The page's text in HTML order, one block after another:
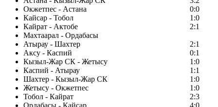
Окжетпес - Астана
0:0
Кайсар - Тобол
1:0
Кайрат - Актобе
2:1
Махтаарал - Ордабасы
Атырау - Шахтер
2:1
Аксу - Каспий
0:1
Кызыл-Жар СК - Жетысу
1:0
Каспий - Атырау
1:1
Шахтер - Кызыл-Жар СК
1:0
Жетысу - Окжетпес
1:0
Тобол - Кайрат
2:3